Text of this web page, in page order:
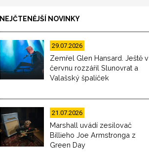
NEJČTENĚJŠÍ NOVINKY
29.07.2026
Zemřel Glen Hansard. Ještě v
červnu rozzářil Slunovrat a
Valašský špalíček
21.07.2026
Marshall uvádí zesilovač
Billieho Joe Armstronga z
Green Day